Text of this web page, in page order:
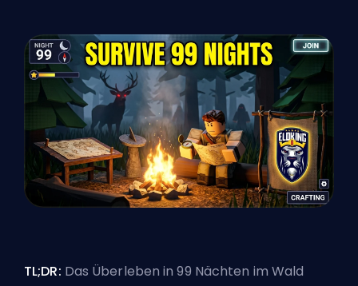
TL;DR: Das Überleben in 99 Nächten im Wald